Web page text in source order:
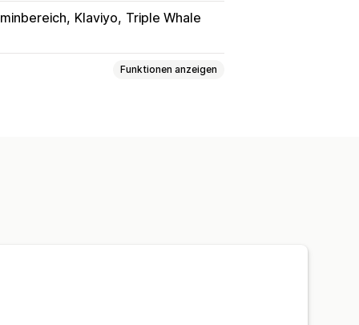
Klaviyo Triple Whale
Funktionen anzeigen